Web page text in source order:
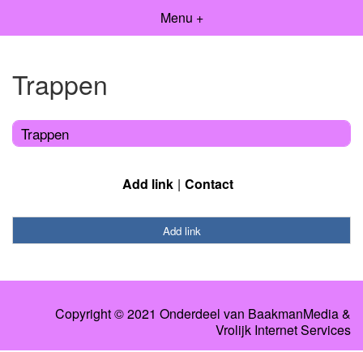
Menu +
Trappen
Trappen
Add link Contact
Add link
Copyright © 2021 Onderdeel van BaakmanMedia&
Vrolijk Internet Services